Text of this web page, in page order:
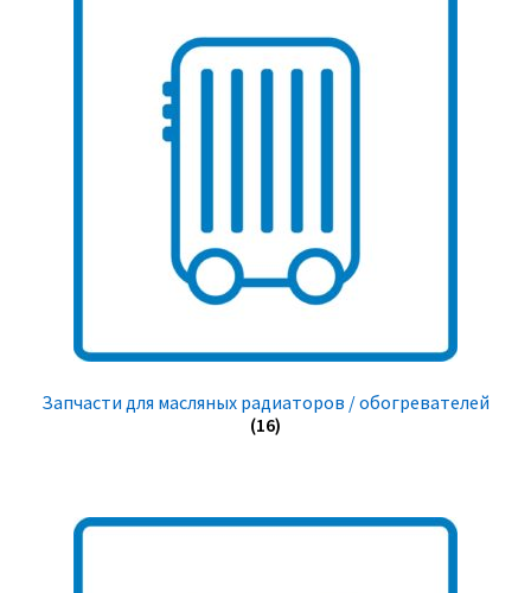
Запчасти для масляных радиаторов / обогревателей
(16)